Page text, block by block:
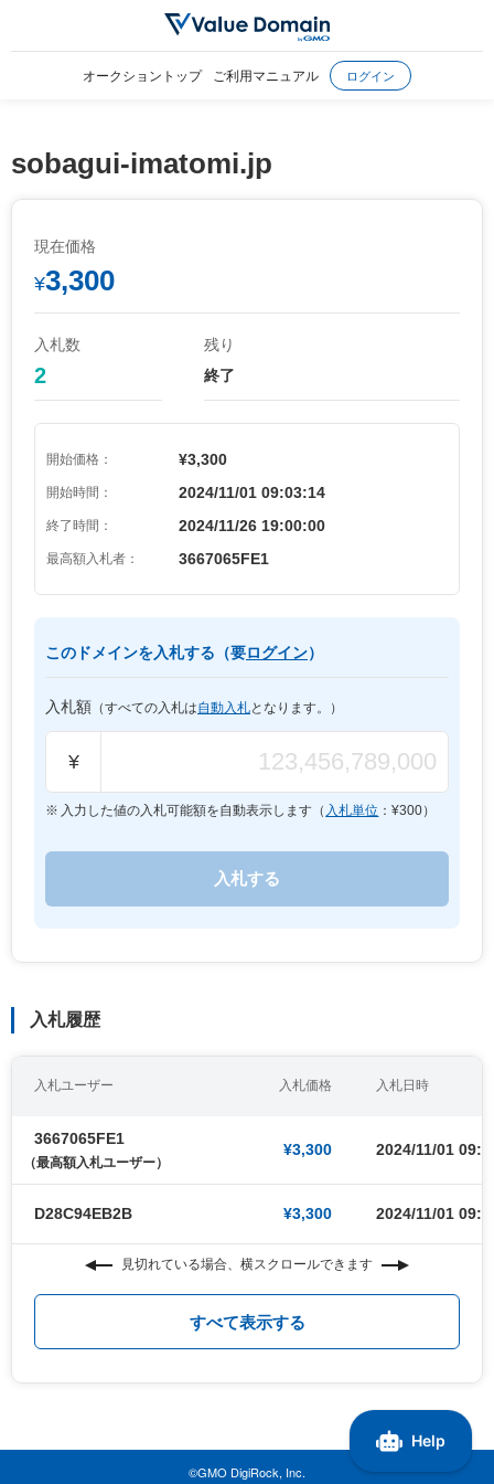
オークショントップ ご利用マニュアル ログイン
sobagui-imatomi.jp
現在価格
¥3,300
入札数
2
残り
終了
開始価格： ¥3,300
開始時間： 2024/11/01 09:03:14
終了時間： 2024/11/26 19:00:00
最高額入札者： 3667065FE1
このドメインを入札する（要ログイン）
入札額 （すべての入札は自動入札となります。）
¥
入力した値の入札可能額を自動表示します（ 入札単位 ：¥300）
入札履歴
入札ユーザー 入札価格 入札日時
3667065FE1
（最高額入札ユーザー）
¥3,300 2024/11/01
D28C94EB2B ¥3,300 2024/11/01
見切れている場合、横スクロールできます
すべて表示する
©GMO DigiRock, Inc.